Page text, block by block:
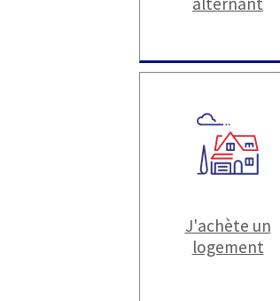
J'achète un
logement